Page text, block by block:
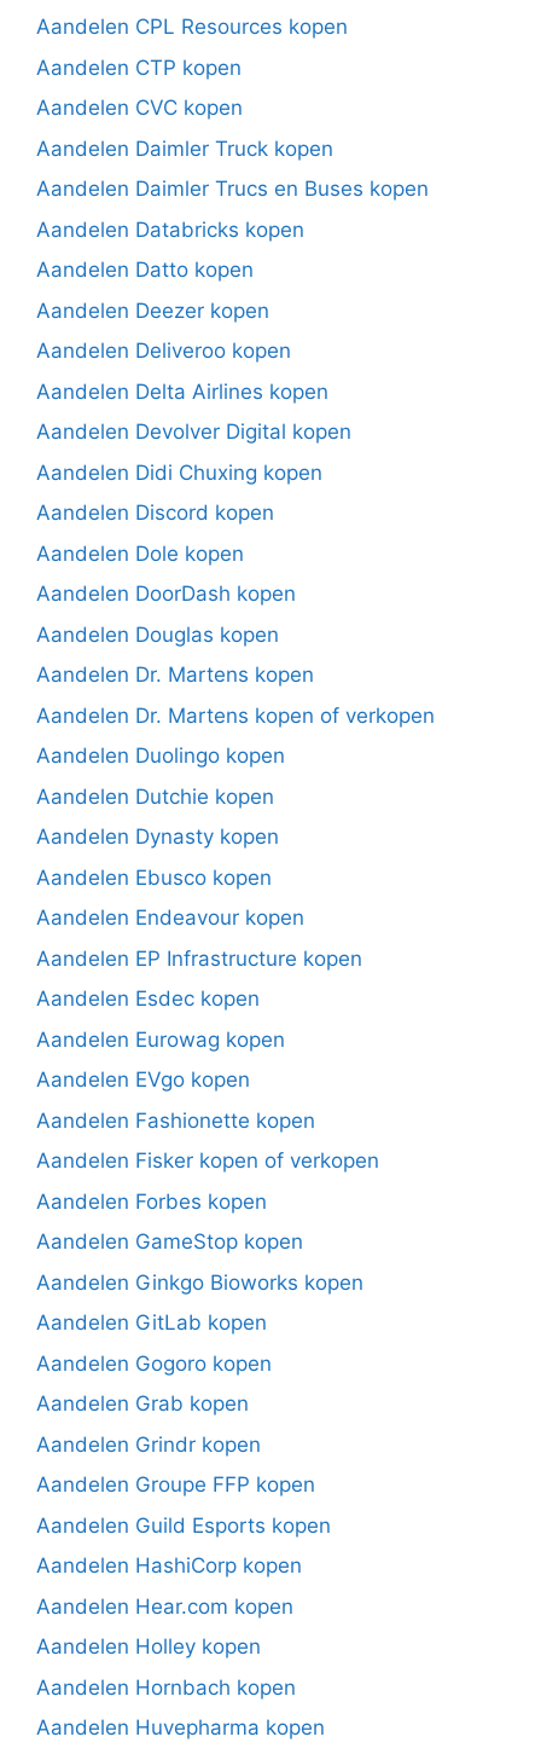
Aandelen CPL Resources kopen
Aandelen CTP kopen
Aandelen CVC kopen
Aandelen Daimler Truck kopen
Aandelen Daimler Trucs en Buses kopen
Aandelen Databricks kopen
Aandelen Datto kopen
Aandelen Deezer kopen
Aandelen Deliveroo kopen
Aandelen Delta Airlines kopen
Aandelen Devolver Digital kopen
Aandelen Didi Chuxing kopen
Aandelen Discord kopen
Aandelen Dole kopen
Aandelen DoorDash kopen
Aandelen Douglas kopen
Aandelen Dr. Martens kopen
Aandelen Dr. Martens kopen of verkopen
Aandelen Duolingo kopen
Aandelen Dutchie kopen
Aandelen Dynasty kopen
Aandelen Ebusco kopen
Aandelen Endeavour kopen
Aandelen EP Infrastructure kopen
Aandelen Esdec kopen
Aandelen Eurowag kopen
Aandelen EVgo kopen
Aandelen Fashionette kopen
Aandelen Fisker kopen of verkopen
Aandelen Forbes kopen
Aandelen GameStop kopen
Aandelen Ginkgo Bioworks kopen
Aandelen GitLab kopen
Aandelen Gogoro kopen
Aandelen Grab kopen
Aandelen Grindr kopen
Aandelen Groupe FFP kopen
Aandelen Guild Esports kopen
Aandelen HashiCorp kopen
Aandelen Hear.com kopen
Aandelen Holley kopen
Aandelen Hornbach kopen
Aandelen Huvepharma kopen